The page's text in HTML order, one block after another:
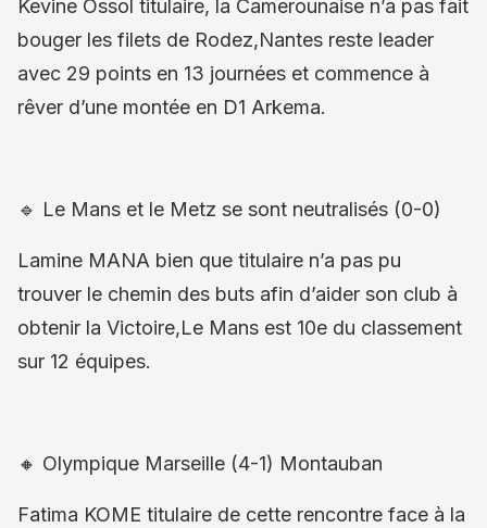
Kevine Ossol titulaire, la Camerounaise n’a pas fait
bouger les filets de Rodez,Nantes reste leader
avec 29 points en 13 journées et commence à
rêver d’une montée en D1 Arkema.
🔹 Le Mans et le Metz se sont neutralisés (0-0)
Lamine MANA bien que titulaire n’a pas pu
trouver le chemin des buts afin d’aider son club à
obtenir la Victoire,Le Mans est 10e du classement
sur 12 équipes.
🔸 Olympique Marseille (4-1) Montauban
Fatima KOME titulaire de cette rencontre face à la